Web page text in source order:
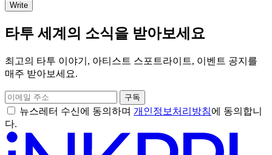
Write
타투 세계의 소식을 받아보세요
최고의 타투 이야기, 아티스트 스포트라이트, 이벤트 공지를
매주 받아보세요.
구독
뉴스레터 수신에 동의하며 개인정보처리방침에 동의합니
다.